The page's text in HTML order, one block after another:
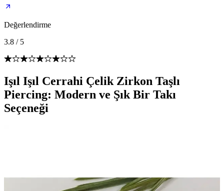
Değerlendirme
3.8 / 5
Işıl Işıl Cerrahi Çelik Zirkon Taşlı
Piercing: Modern ve Şık Bir Takı
Seçeneği